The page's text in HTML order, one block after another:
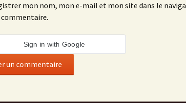
mon nom, mon e-mail et mon site dans le
Sign in with Google